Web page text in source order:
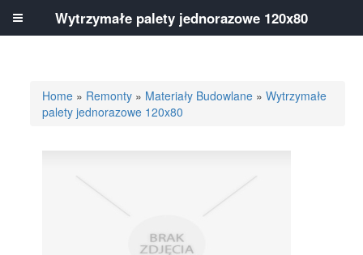
Home » Remonty » Materiały Budowlane »Wytrzymałe
palety jednorazowe 120x80
Wytrzymałe palety jednorazowe 120x80